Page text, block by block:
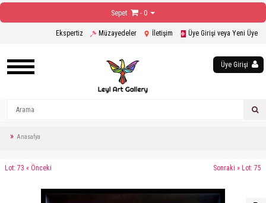
Sepet - 0
Ekspertiz Müzayedeler İletişim Üye Girişi veya Yeni Üye
Üye Girişi
Anasafya
Lot: 73 « Önceki Sonraki » Lot: 75